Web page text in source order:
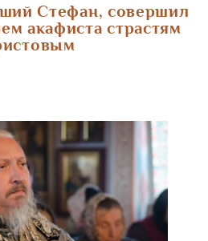
Стефан, совершил
акафиста страстям